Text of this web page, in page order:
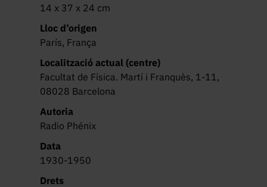
14 x 37 x 24 cm
Lloc d’origen
París, França
Localització actual (centre)
Facultat de Física. Martí i Franquès, 1-11,
08028 Barcelona
Autoria
Radio Phénix
Data
1930-1950
Drets